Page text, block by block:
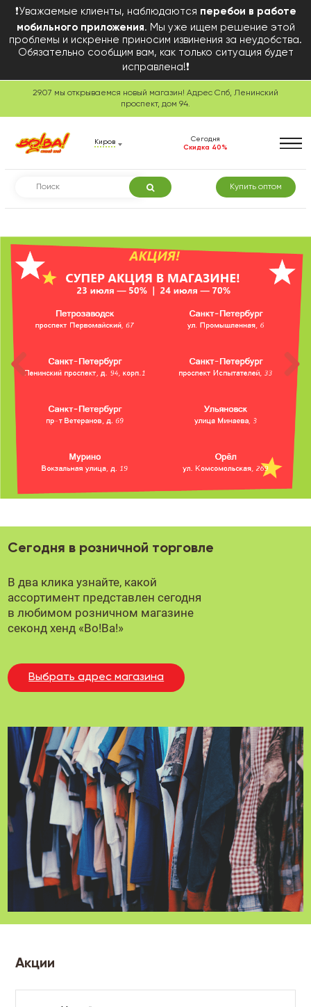
❗Уважаемые клиенты, наблюдаются перебои в работе
мобильного приложения. Мы уже ищем решение этой
проблемы и искренне приносим извинения за неудобства.
Обязательно сообщим вам, как только ситуация будет
исправлена!❗
29.07 мы открываемся новый магазин! Адрес Спб, Ленинский
проспект, дом 94.
Киров
Сегодня
Скидка 40%
Купить оптом
Сегодня в розничной торговле
В два клика узнайте, какой
ассортимент представлен сегодня
в любимом розничном магазине
секонд хенд «Во!Ва!»
Выбрать адрес магазина
Сегодня в розничной
торговле
Смотреть товары
Акции